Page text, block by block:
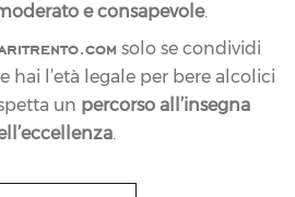
e consapevole.
solo se condividi
hai l’età legale per bere alcolici
un percorso all’insegna
.